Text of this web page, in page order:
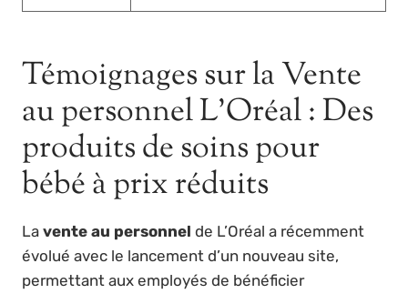
Témoignages sur la Vente
au personnel L’Oréal : Des
produits de soins pour
bébé à prix réduits
La vente au personnel de L’Oréal a récemment
évolué avec le lancement d’un nouveau site,
permettant aux employés de bénéficier